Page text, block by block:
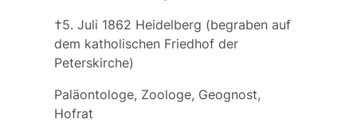
†5. Juli 1862 Heidelberg (begraben auf
dem katholischen Friedhof der
Peterskirche)
Paläontologe, Zoologe, Geognost,
Hofrat